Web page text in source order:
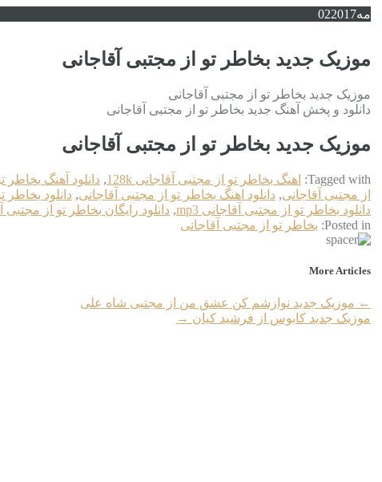
مه 022017
موزیک جدید بخاطر تو از مجتبی آقاجانی
موزیک جدید بخاطر تو از مجتبی آقاجانی
دانلود و پخش آهنگ جدید بخاطر تو از مجتبی آقاجانی
موزیک جدید بخاطر تو از مجتبی آقاجانی
Tagged with: اهنگ بخاطر تو از مجتبی آقاجانی 128k , دانلود آهنگ بخاطر
از مجتبی آقاجانی, دانلود اهنگ بخاطر تو از مجتبی آقاجانی, دانلود بخاطر
دانلود بخاطر تو از مجتبی آقاجانی mp3
, دانلود رایگان بخاطر تو از مجتبی
Posted in: بخاطر تو از مجتبی آقاجانی
More Articles
← موزیک جدید نوازشم کن عشق من از مجتبی شاه علی
موزیک جدید کابوس از فرشید کیان →